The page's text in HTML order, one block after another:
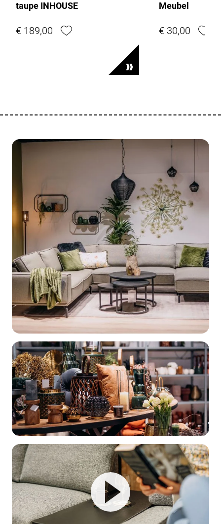
taupe INHOUSE
€ 189,00
Meubel
€ 30,00